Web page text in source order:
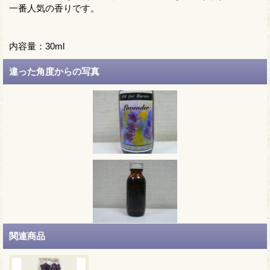
一番人気の香りです。
内容量：30ml
違った角度からの写真
関連商品